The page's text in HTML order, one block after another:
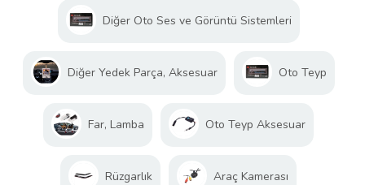
Diğer Oto Ses ve Görüntü Sistemleri
Diğer Yedek Parça, Aksesuar Oto Teyp
Far, Lamba Oto Teyp Aksesuar
Rüzgarlık Araç Kamerası